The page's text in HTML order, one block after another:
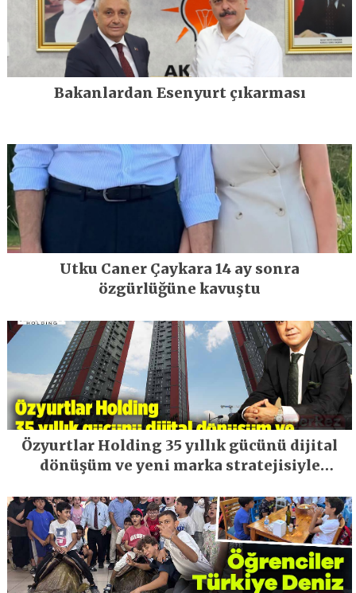
Bakanlardan Esenyurt çıkarması
Utku Caner Çaykara 14 ay sonra
özgürlüğüne kavuştu
Özyurtlar Holding 35 yıllık gücünü dijital
dönüşüm ve yeni marka stratejisiyle